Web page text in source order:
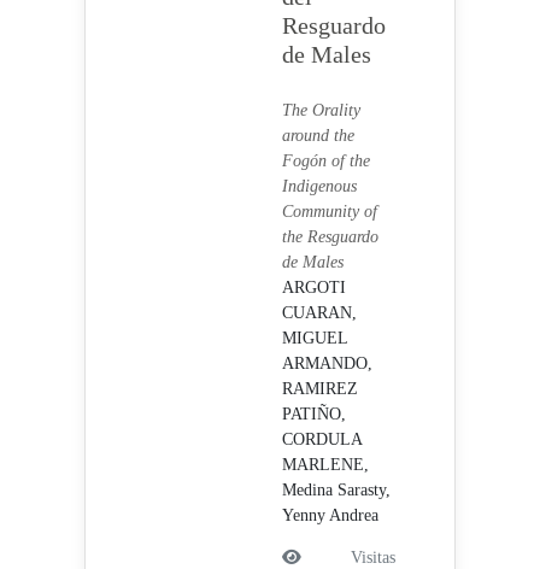
Resguardo
de Males
The Orality
around the
Fogón of the
Indigenous
Community of
the Resguardo
de Males
ARGOTI
CUARAN,
MIGUEL
ARMANDO,
RAMIREZ
PATIÑO,
CORDULA
MARLENE,
Medina Sarasty,
Yenny Andrea
Visitas